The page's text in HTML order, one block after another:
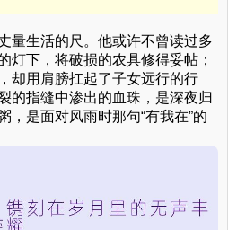
量生活的尺。他或许不曾读过多
灯下，将破损的农具修得妥帖；
却用肩膀扛起了子女远行的行
的指缝中渗出的血珠，是深夜归
，是面对风雨时那句“有我在”的